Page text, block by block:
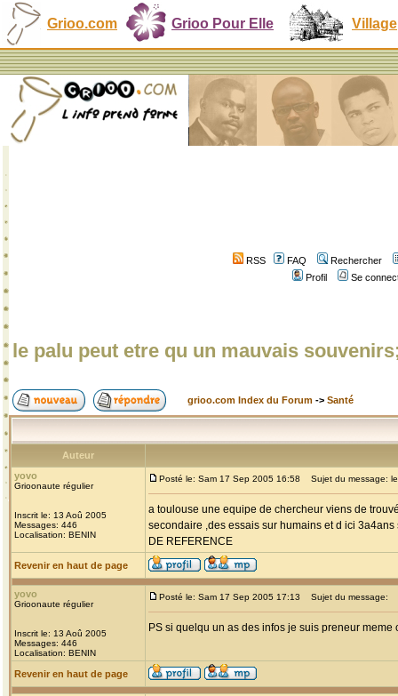
Grioo.com Grioo Pour Elle Village
RSS FAQ
Rechercher
Profil
Se
le palu peut etre qu un mauvais
grioo.com Index du Forum -> Santé
Auteur
yovo
Grioonaute régulier
Inscrit le: 13 Aoû 2005
Messages: 446
Localisation: BENIN
Posté le: Sam 17 Sep 2005 16:58 Sujet du message:
a toulouse une equipe de chercheur viens de
secondaire ,des essais sur humains et d ici
DE REFERENCE
Revenir en haut de page
yovo
Grioonaute régulier
Inscrit le: 13 Aoû 2005
Messages: 446
Localisation: BENIN
Posté le: Sam 17 Sep 2005 17:13 Sujet du message:
PS si quelqu un as des infos je suis preneur meme
Revenir en haut de page